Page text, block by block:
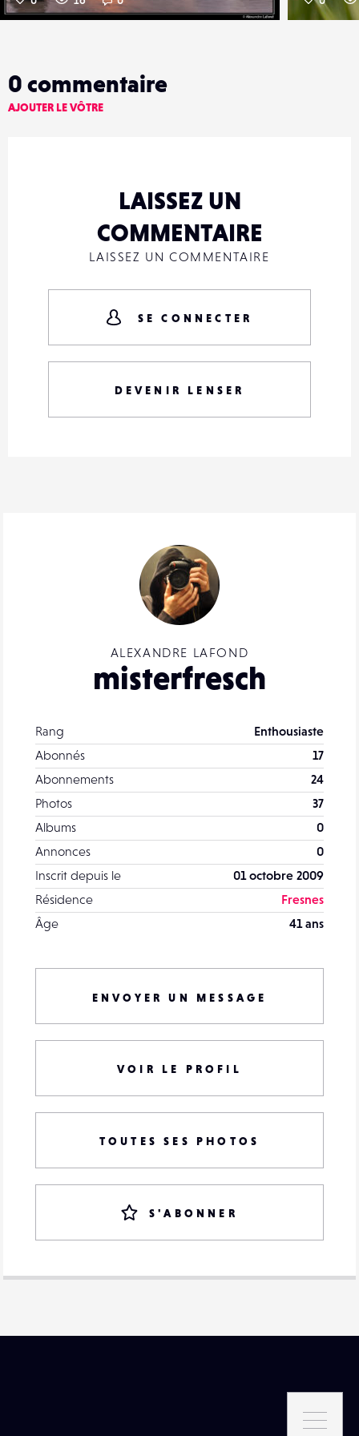
ALEXANDRE LAFOND
misterfresch
Rang
Enthousiaste
Abonnés
17
Abonnements
24
Photos
37
Albums
0
Annonces
0
Inscrit depuis le
01 octobre 2009
Résidence
Fresnes
Âge
41 ans
ENVOYER UN MESSAGE
VOIR LE PROFIL
TOUTES SES PHOTOS
S'ABONNER
0 commentaire
AJOUTER LE VÔTRE
LAISSEZ UN
COMMENTAIRE
LAISSEZ UN COMMENTAIRE
SE CONNECTER
DEVENIR LENSER